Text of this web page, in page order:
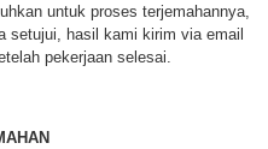
untuk proses terjemahannya,
setujui, hasil kami kirim via email
pekerjaan selesai.